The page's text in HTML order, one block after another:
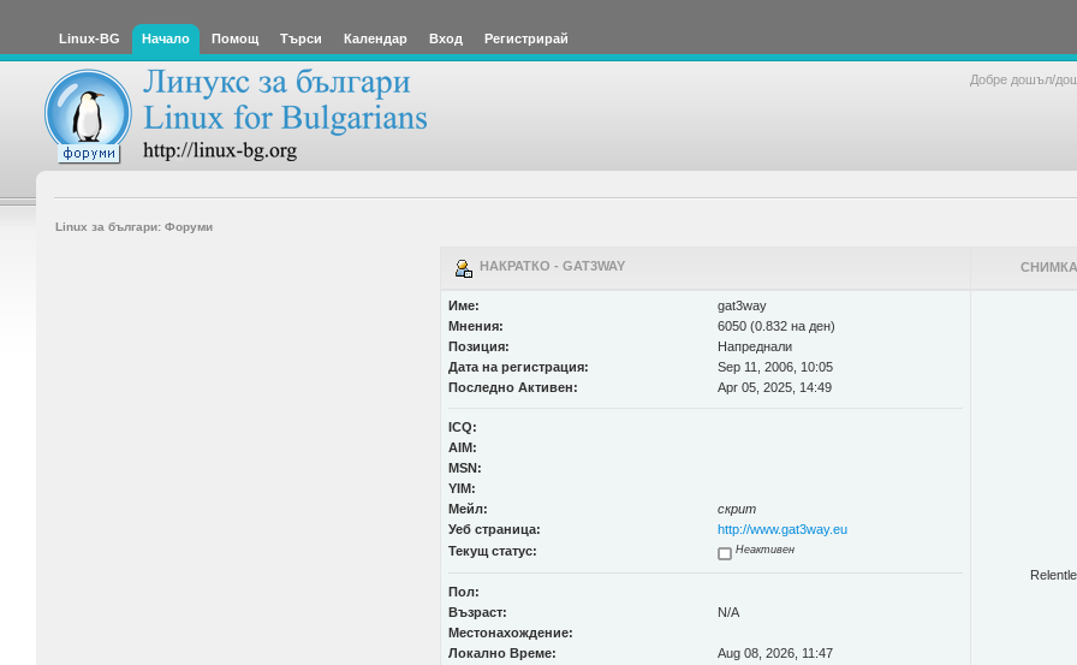
Linux-BG Начало Помощ Търси Календар Вход Регистрирай
Добре дошъл/
Linux за българи: Форуми
НАКРАТКО - GAT3WAY
Име:
gat3way
Мнения:
6050 (0.832 на ден)
Позиция:
Напреднали
Дата на регистрация:
Sep 11, 2006, 10:05
Последно Активен:
Apr 05, 2025, 14:49
ICQ:
AIM:
MSN:
YIM:
Мейл:
скрит
Уеб страница:
http://www.gat3way.eu
Текущ статус:
Неактивен
Пол:
Възраст:
N/A
Местонахождение:
Локално Време:
Aug 08, 2026, 11:47